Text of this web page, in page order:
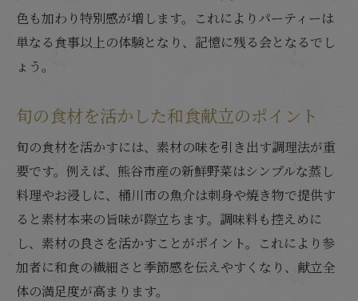
色も加わり特別感が増します。これによりパーティーは
単なる食事以上の体験となり、記憶に残る会となるでし
ょう。
旬の食材を活かした和食献立のポイント
旬の食材を活かすには、素材の味を引き出す調理法が重
要です。例えば、熊谷市産の新鮮野菜はシンプルな蒸し
料理やお浸しに、桶川市の魚介は刺身や焼き物で提供す
ると素材本来の旨味が際立ちます。調味料も控えめに
し、素材の良さを活かすことがポイント。これにより参
加者に和食の繊細さと季節感を伝えやすくなり、献立全
体の満足度が高まります。